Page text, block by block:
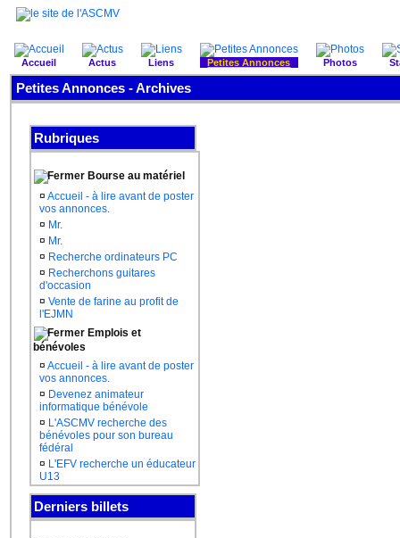
Accueil Actus Liens Petites Annonces Photos
Petites Annonces - Archives
Rubriques
Bourse au matériel
¤Accueil - à lire avant de poster
vos annonces.
¤ Mr.
¤ Mr.
¤ Recherche ordinateurs PC
¤ Recherchons guitares
d'occasion
¤Vente de farine au profit de
l'EJMN
Emplois et
bénévoles
¤Accueil - à lire avant de poster
vos annonces.
¤ Devenez animateur
informatique bénévole
¤ L'ASCMV recherche des
bénévoles pour son bureau
fédéral
¤ L'EFV recherche un éducateur
U13
Derniers billets